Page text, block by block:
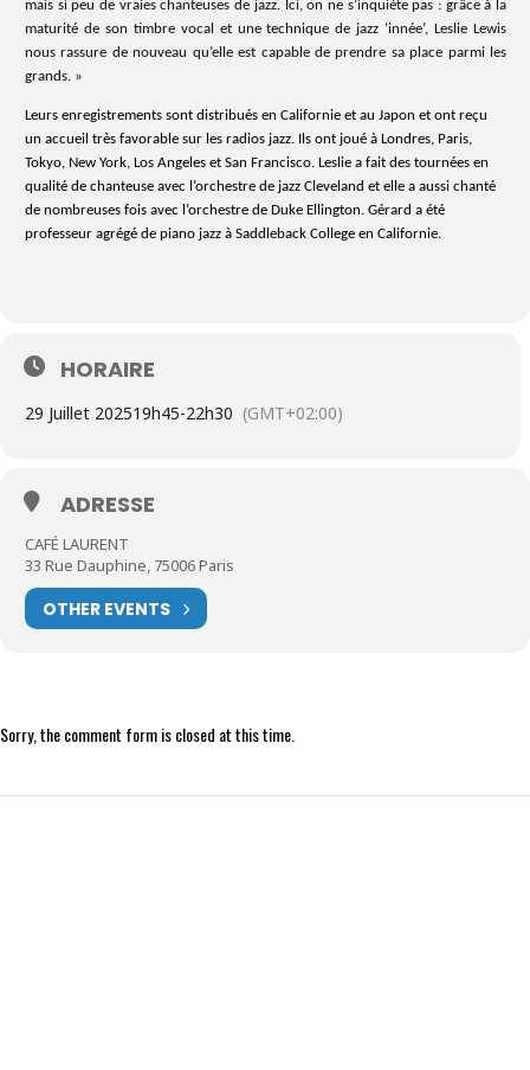
mais si peu de vraies chanteuses de jazz. Ici, on ne s’inquiète pas : grâce à la
maturité de son timbre vocal et une technique de jazz ‘innée’, Leslie Lewis
nous rassure de nouveau qu’elle est capable de prendre sa place parmi les
grands. »
Leurs enregistrements sont distribués en Californie et au Japon et ont reçu
un accueil très favorable sur les radios jazz. Ils ont joué à Londres, Paris,
Tokyo, New York, Los Angeles et San Francisco. Leslie a fait des tournées en
qualité de chanteuse avec l’orchestre de jazz Cleveland et elle a aussi chanté
de nombreuses fois avec l’orchestre de Duke Ellington. Gérard a été
professeur agrégé de piano jazz à Saddleback College en Californie.
HORAIRE
29 Juillet 202519h45-22h30 (GMT+02:00)
ADRESSE
CAFÉ LAURENT
33 Rue Dauphine, 75006 Paris
OTHER EVENTS
Sorry, the comment form is closed at this time.